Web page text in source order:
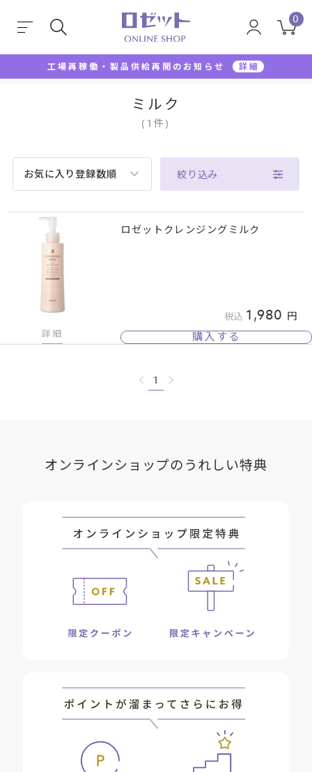
0
工場再稼働・製品供給再開のお知らせ 詳細
クレンジング・メイク落とし ミルク
ミルク
( 1 件 )
お気に入り登録数順 絞り込み
詳細
ロゼットクレンジングミルク
税込 1,980
購入する
1
オンラインショップのうれしい特典